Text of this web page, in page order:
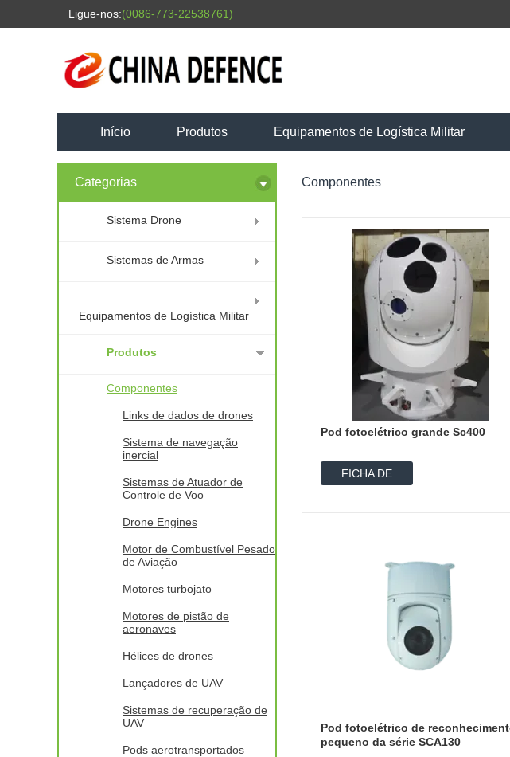
Ligue-nos:(0086-773-22538761)
Início Produtos Equipamentos de Logística Militar
Categorias
Sistema Drone
Sistemas de Armas
Equipamentos de Logística Militar
Produtos
Componentes
Links de dados de drones
Sistema de navegação
inercial
Sistemas de Atuador de
Controle de Voo
Drone Engines
Motor de Combustível Pesado
de Aviação
Motores turbojato
Motores de pistão de
aeronaves
Hélices de drones
Lançadores de UAV
Sistemas de recuperação de
UAV
Pods aerotransportados
Componentes
Pod fotoelétrico grande Sc400
FICHA DE
Pod fotoelétrico de
pequeno da série SCA130